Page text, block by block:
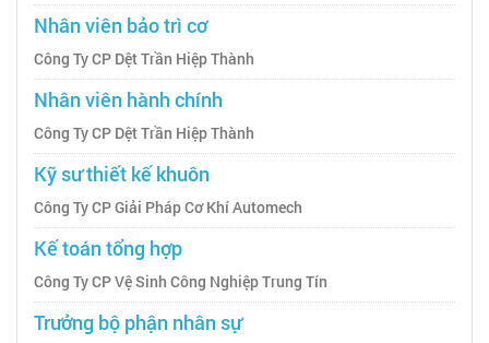
Nhân viên bảo trì cơ
Công Ty CP Dệt Trần Hiệp Thành
Nhân viên hành chính
Công Ty CP Dệt Trần Hiệp Thành
Kỹ sư thiết kế khuôn
Công Ty CP Giải Pháp Cơ Khí Automech
Kế toán tổng hợp
Công Ty CP Vệ Sinh Công Nghiệp Trung Tín
Trưởng bộ phận nhân sự